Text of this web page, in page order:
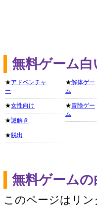
無料ゲーム
★アドベンチャ
ー
★女性向け
★謎解き
★ 脱出
★解体ゲー
ム
★冒険ゲー
ム
無料ゲーム
このページはリ